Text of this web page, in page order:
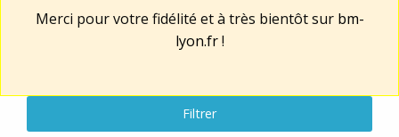
Merci pour votre fidélité et à très bientôt sur bm-
lyon.fr!
Filtrer